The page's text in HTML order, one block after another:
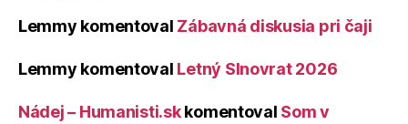
Lemmy komentoval Zábavná diskusia pri čaji
Lemmy komentoval Letný Slnovrat 2026
Nádej – Humanisti.skkomentoval Som v